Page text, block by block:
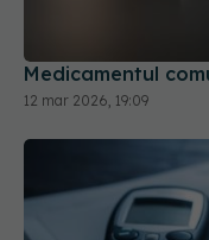
Medicamentul
12 mar 2026, 19:09